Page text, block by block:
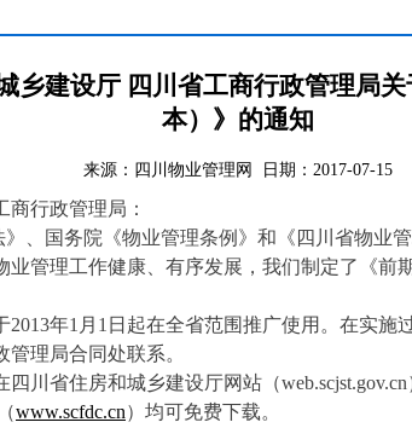
乡建设厅 四川省工商行政管理局
本）》的通知
来源：四川物业管理网 日期：2017-07-15
行政管理局：
国务院《物业管理条例》和《四川省物业
管理工作健康、有序发展，我们制定了《前
年1月1日起在全省范围推广使用。在实施
理局合同处联系。
川省住房和城乡建设厅网站（
www.scfdc.cn）均可免费下载。